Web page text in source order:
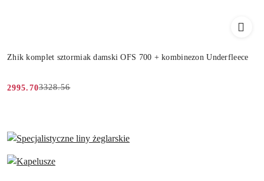
Zhik komplet sztormiak damski OFS 700 + kombinezon Underfleece
Cena
2995.70
Cena
3328.56